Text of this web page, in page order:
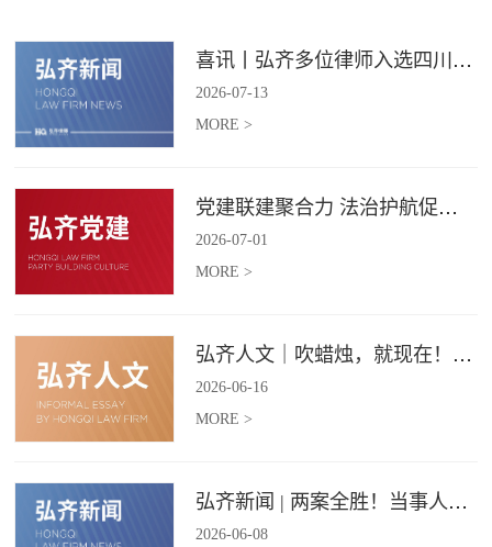
喜讯丨弘齐多位律师入选四川省破产管理人协会工作委员会委员
2026-07-13
MORE >
党建联建聚合力 法治护航促振兴 | 弘齐律所党支部与龙星村党委联合开展庆 “七一” 主题党日活动
2026-07-01
MORE >
弘齐人文｜吹蜡烛，就现在！弘齐第二季度生日会如约而至
2026-06-16
MORE >
弘齐新闻 | 两案全胜！当事人赠 “律法精湛 不负重托” 锦旗致谢
2026-06-08